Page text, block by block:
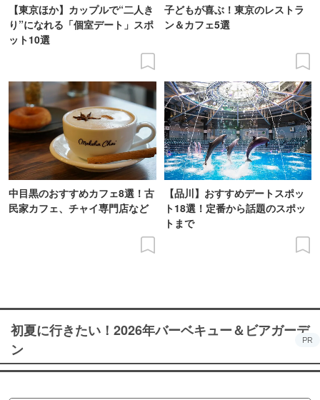
【東京ほか】カップルで“二人き
り”になれる「個室デート」スポ
ット10選
子どもが喜ぶ！東京のレストラ
ン＆カフェ5選
中目黒のおすすめカフェ8選！古
民家カフェ、チャイ専門店など
【品川】おすすめデートスポッ
ト18選！定番から話題のスポッ
トまで
初夏に行きたい！2026年バーベキュー＆ビアガーデ
ン
PR